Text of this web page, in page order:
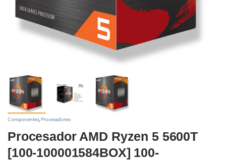
Componentes,Procesadores
Procesador AMD Ryzen 5 5600T
[100-100001584BOX] 100-